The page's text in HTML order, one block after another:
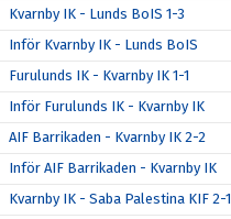
Kvarnby IK - Lunds BoIS 1-3
Inför Kvarnby IK - Lunds BoIS
Furulunds IK - Kvarnby IK 1-1
Inför Furulunds IK - Kvarnby IK
AIF Barrikaden - Kvarnby IK 2-2
Inför AIF Barrikaden - Kvarnby IK
Kvarnby IK - Saba Palestina KIF 2-1